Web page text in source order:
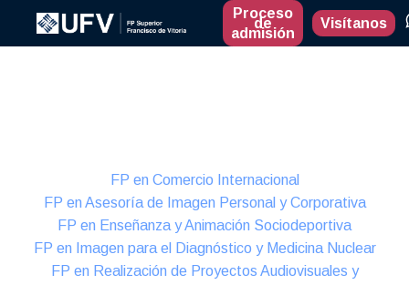
Proceso
de
admisión
Visítanos
FP en Comercio Internacional
FP en Asesoría de Imagen Personal y Corporativa
FP en Enseñanza y Animación Sociodeportiva
FP en Imagen para el Diagnóstico y Medicina Nuclear
FP en Realización de Proyectos Audiovisuales y